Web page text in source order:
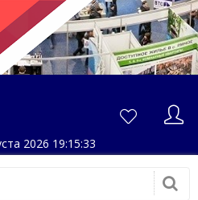
2026 19:15:33